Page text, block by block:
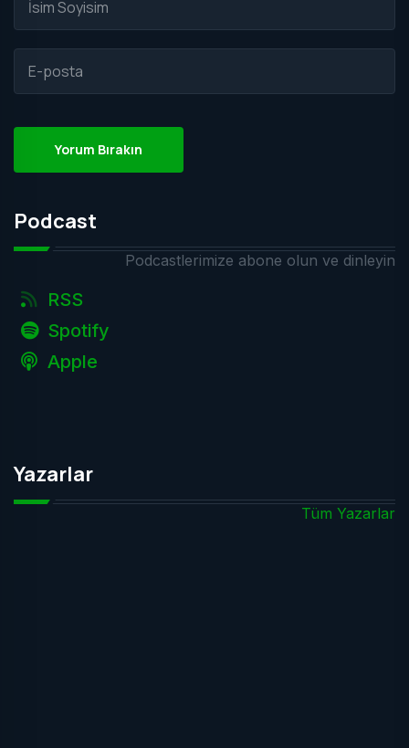
Yorum Bırakın
Podcast
Podcastlerimize abone olun ve dinleyin
RSS
Spotify
Apple
Yazarlar
Tüm Yazarlar